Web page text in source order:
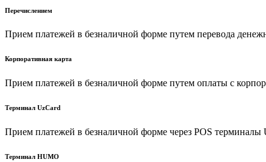
Перечислением
Прием платежей в безналичной форме путем перевода
Корпоративная карта
Прием платежей в безналичной форме путем оплаты с
Терминал UzCard
Прием платежей в безналичной форме через POS терминалы
Терминал HUMO